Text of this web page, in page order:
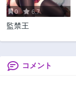
0 6.7
監禁王
コメント